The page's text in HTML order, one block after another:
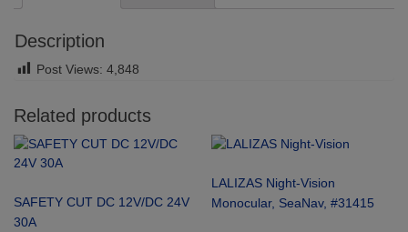
Description
Post Views: 4,848
Related products
SAFETY CUT DC 12V/DC 24V
30A
LALIZAS Night-Vision
Monocular, SeaNav, #31415